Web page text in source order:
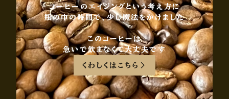
コーヒーのエイジングという考え方に
瓶の中の時間で、少し魔法をかけました
このコーヒーは
急いで飲まなくて大丈夫です
くわしくはこちら